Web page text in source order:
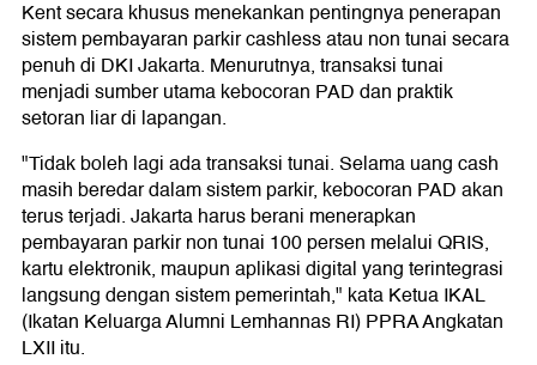
Kent secara khusus menekankan pentingnya penerapan
sistem pembayaran parkir cashless atau non tunai secara
penuh di DKI Jakarta. Menurutnya, transaksi tunai
menjadi sumber utama kebocoran PAD dan praktik
setoran liar di lapangan.
"Tidak boleh lagi ada transaksi tunai. Selama uang cash
masih beredar dalam sistem parkir, kebocoran PAD akan
terus terjadi. Jakarta harus berani menerapkan
pembayaran parkir non tunai 100 persen melalui QRIS,
kartu elektronik, maupun aplikasi digital yang terintegrasi
langsung dengan sistem pemerintah," kata Ketua IKAL
(Ikatan Keluarga Alumni Lemhannas RI) PPRA Angkatan
LXII itu.